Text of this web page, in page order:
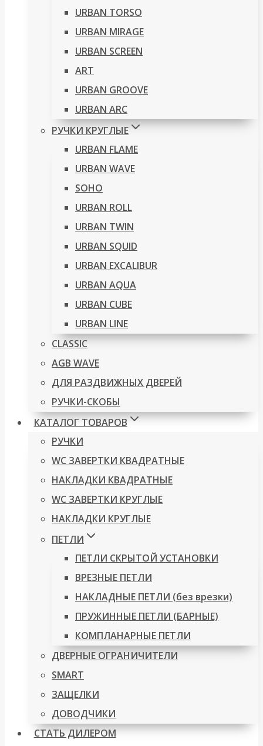
URBAN TORSO
URBAN MIRAGE
URBAN SCREEN
ART
URBAN GROOVE
URBAN ARC
РУЧКИ КРУГЛЫЕ
URBAN FLAME
URBAN WAVE
SOHO
URBAN ROLL
URBAN TWIN
URBAN SQUID
URBAN EXCALIBUR
URBAN AQUA
URBAN CUBE
URBAN LINE
CLASSIC
AGB WAVE
ДЛЯ РАЗДВИЖНЫХ ДВЕРЕЙ
РУЧКИ-СКОБЫ
КАТАЛОГ ТОВАРОВ
РУЧКИ
WC ЗАВЕРТКИ КВАДРАТНЫЕ
НАКЛАДКИ КВАДРАТНЫЕ
WC ЗАВЕРТКИ КРУГЛЫЕ
НАКЛАДКИ КРУГЛЫЕ
ПЕТЛИ
ПЕТЛИ СКРЫТОЙ УСТАНОВКИ
ВРЕЗНЫЕ ПЕТЛИ
НАКЛАДНЫЕ ПЕТЛИ (без врезки)
ПРУЖИННЫЕ ПЕТЛИ (БАРНЫЕ)
КОМПЛАНАРНЫЕ ПЕТЛИ
ДВЕРНЫЕ ОГРАНИЧИТЕЛИ
SMART
ЗАЩЕЛКИ
ДОВОДЧИКИ
СТАТЬ ДИЛЕРОМ